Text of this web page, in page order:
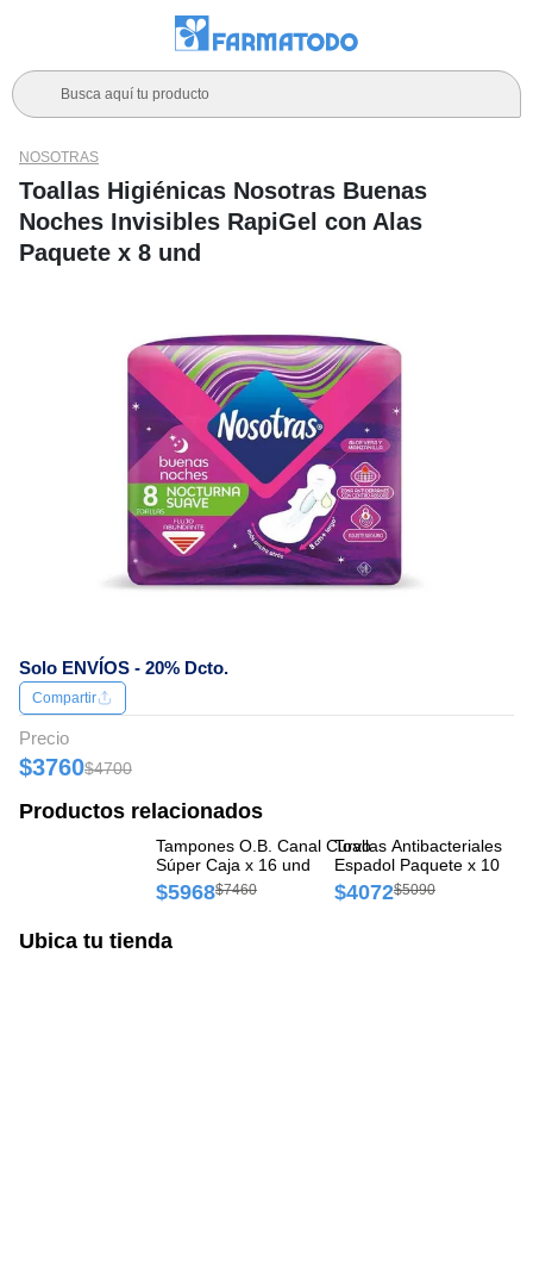
Busca aquí tu producto
Solo ENVÍOS - 20% Dcto.
NOSOTRAS
Toallas Higiénicas Nosotras Buenas
Noches Invisibles RapiGel con Alas
Paquete x 8 und
Compartir
Precio
$3760$4700
Productos relacionados
Tampones O.B. Canal Curvo
Súper Caja x 16 und
$5968$7460
Toallas Antibacteriales
Espadol Paquete x 10 und
$4072$5090
Ubica tu tienda